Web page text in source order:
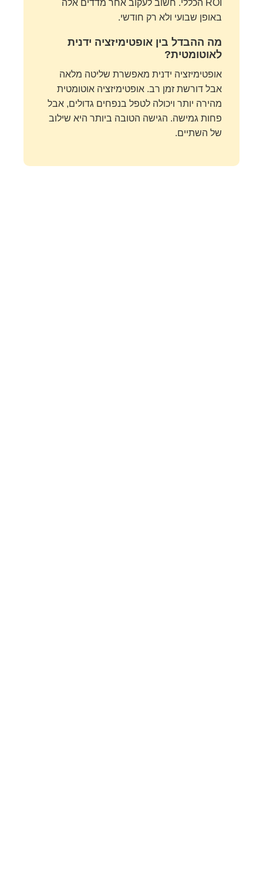
ROI הכללי. חשוב לעקוב אחר מדדים אלה
באופן שבועי ולא רק חודשי.
מה ההבדל בין אופטימיזציה ידנית
לאוטומטית?
אופטימיזציה ידנית מאפשרת שליטה מלאה
אבל דורשת זמן רב. אופטימיזציה אוטומטית
מהירה יותר ויכולה לטפל בנפחים גדולים, אבל
פחות גמישה. הגישה הטובה ביותר היא שילוב
של השתיים.